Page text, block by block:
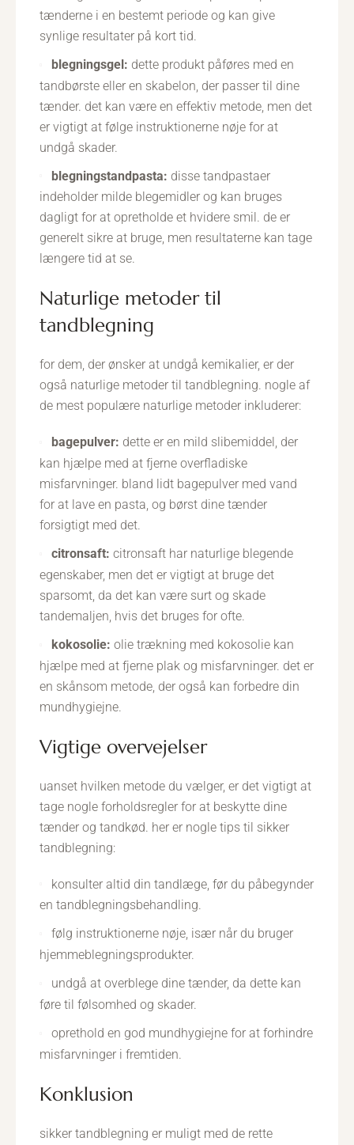
tænderne i en bestemt periode og kan give
synlige resultater på kort tid.
blegningsgel: dette produkt påføres med en
tandbørste eller en skabelon, der passer til dine
tænder. det kan være en effektiv metode, men det
er vigtigt at følge instruktionerne nøje for at
undgå skader.
blegningstandpasta: disse tandpastaer
indeholder milde blegemidler og kan bruges
dagligt for at opretholde et hvidere smil. de er
generelt sikre at bruge, men resultaterne kan tage
længere tid at se.
naturlige metoder til
tandblegning
for dem, der ønsker at undgå kemikalier, er der
også naturlige metoder til tandblegning. nogle af
de mest populære naturlige metoder inkluderer:
bagepulver: dette er en mild slibemiddel, der
kan hjælpe med at fjerne overfladiske
misfarvninger. bland lidt bagepulver med vand
for at lave en pasta, og børst dine tænder
forsigtigt med det.
citronsaft: citronsaft har naturlige blegende
egenskaber, men det er vigtigt at bruge det
sparsomt, da det kan være surt og skade
tandemaljen, hvis det bruges for ofte.
kokosolie: olie trækning med kokosolie kan
hjælpe med at fjerne plak og misfarvninger. det er
en skånsom metode, der også kan forbedre din
mundhygiejne.
vigtige overvejelser
uanset hvilken metode du vælger, er det vigtigt at
tage nogle forholdsregler for at beskytte dine
tænder og tandkød. her er nogle tips til sikker
tandblegning:
konsulter altid din tandlæge, før du påbegynder
en tandblegningsbehandling.
følg instruktionerne nøje, især når du bruger
hjemmeblegningsprodukter.
undgå at overblege dine tænder, da dette kan
føre til følsomhed og skader.
oprethold en god mundhygiejne for at forhindre
misfarvninger i fremtiden.
konklusion
sikker tandblegning er muligt med de rette